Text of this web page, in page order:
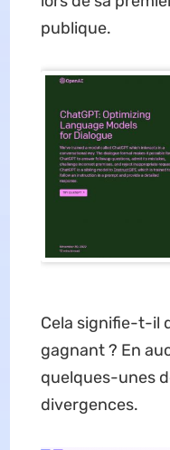
publique.
Cela signifie-t-il
gagnant ? En
quelques-unes
divergences.